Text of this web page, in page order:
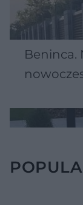
Beninca.